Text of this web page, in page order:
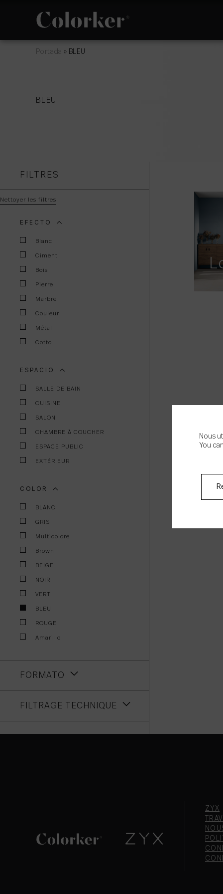
Portada » BLEU
BLEU
FILTRES
Nettoyer les filtres
EFECTO
Blanc
Ciment
Bois
Pierre
Marbre
Couleur
Métal
Cotto
ESPACIO
SALLE DE BAIN
CUISINE
SALON
CHAMBRE À COUCHER
ESPACE PUBLIC
EXTÉRIEUR
COLOR
BLANC
GRIS
Multicolore
Brown
BEIGE
NOIR
VERT
BLEU
ROUGE
Amarillo
FORMATO
FILTRAGE TECHNIQUE
ZYX
Nous
You